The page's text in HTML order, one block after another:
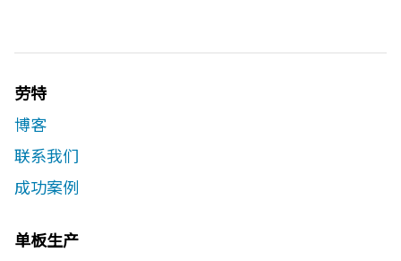
劳特
博客
联系我们​
成功案例
单板生产